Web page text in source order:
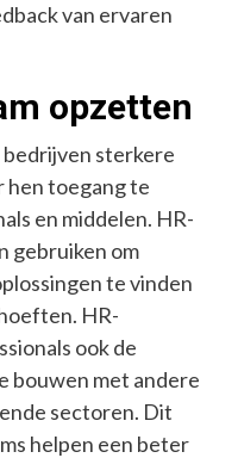
van ervaren
opzetten
sterkere
hen toegang te
en middelen. HR-
gebruiken om
te vinden
HR-
ook de
bouwen met andere
sectoren. Dit
helpen een beter